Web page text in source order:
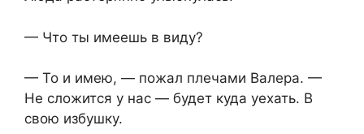
— Что ты имеешь в виду?
— То и имею, — пожал плечами Валера. —
Не сложится у нас — будет куда уехать. В
свою избушку.